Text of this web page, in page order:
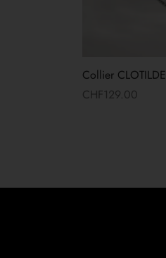
Collier CLOTILDE
CHF129.00